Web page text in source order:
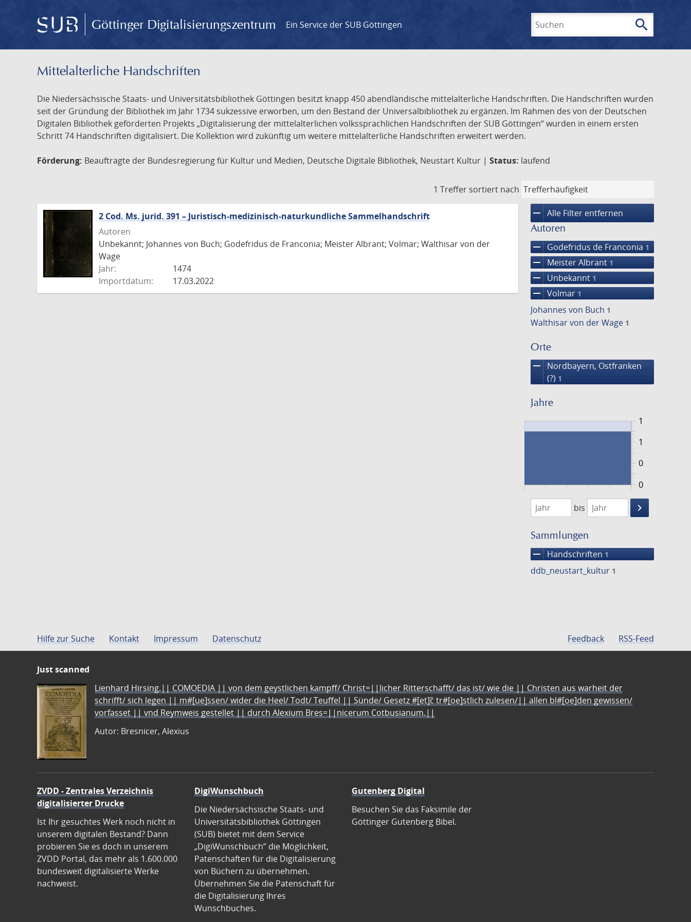
Göttinger Digitalisierungszentrum Ein Service der SUB Göttingen search
Mittelalterliche Handschriften
Die Niedersächsische Staats- und Universitätsbibliothek Göttingen besitzt knapp 450 abendländische mittelalterliche Handschriften. Die Handschriften wurden
seit der Gründung der Bibliothek im Jahr 1734 sukzessive erworben, um den Bestand der Universalbibliothek zu ergänzen. Im Rahmen des von der Deutschen
Digitalen Bibliothek geförderten Projekts „Digitalisierung der mittelalterlichen volkssprachlichen Handschriften der SUB Göttingen“ wurden in einem ersten
Schritt 74 Handschriften digitalisiert. Die Kollektion wird zukünftig um weitere mittelalterliche Handschriften erweitert werden.
Förderung: Beauftragte der Bundesregierung für Kultur und Medien, Deutsche Digitale Bibliothek, Neustart Kultur | Status: laufend
1 Treffer sortiert nach
remove Alle Filter entfernen
Autoren
remove Godefridus de Franconia 1
remove Meister Albrant 1
remove Unbekannt 1
remove Volmar 1
Johannes von Buch 1
Walthisar von der Wage 1
Orte
remove
Nordbayern, Ostfranken
(?) 1
Jahre
0
1
0
1
1474
1475
bis
keyboard_arrow_right
Suche
Sammlungen
remove Handschriften 1
ddb_neustart_kultur 1
2 Cod. Ms. jurid. 391 – Juristisch-medizinisch-naturkundliche Sammelhandschrift
Autoren
Unbekannt; Johannes von Buch; Godefridus de Franconia; Meister Albrant; Volmar; Walthisar von der
Wage
Jahr:
1474
Importdatum:
17.03.2022
Hilfe zur Suche Kontakt Impressum Datenschutz Feedback RSS-Feed
Just scanned
Lienhard Hirsing.|| COMOEDIA || von dem geystlichen kampff/ Christ=||licher Ritterschafft/ das ist/ wie die || Christen aus warheit der
schrifft/ sich legen || m#[ue]ssen/ wider die Heel/ Todt/ Teuffel || Sünde/ Gesetz #[et]c̃ tr#[oe]stlich zulesen/|| allen bl#[oe]den gewissen/
vorfasset || vnd Reymweis gestellet || durch Alexium Bres=||nicerum Cotbusianum.||
Autor: Bresnicer, Alexius
ZVDD - Zentrales Verzeichnis
digitalisierter Drucke
Ist Ihr gesuchtes Werk noch nicht in
unserem digitalen Bestand? Dann
probieren Sie es doch in unserem
ZVDD Portal, das mehr als 1.600.000
bundesweit digitalisierte Werke
nachweist.
DigiWunschbuch
Die Niedersächsische Staats- und
Universitätsbibliothek Göttingen
(SUB) bietet mit dem Service
„DigiWunschbuch” die Möglichkeit,
Patenschaften für die Digitalisierung
von Büchern zu übernehmen.
Übernehmen Sie die Patenschaft für
die Digitalisierung Ihres
Wunschbuches.
Gutenberg Digital
Besuchen Sie das Faksimile der
Göttinger Gutenberg Bibel.